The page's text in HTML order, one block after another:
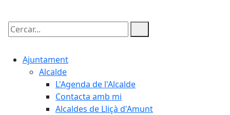
Cercar:
Ajuntament
Alcalde
L'Agenda de l'Alcalde
Contacta amb mi
Alcaldes de Lliçà d'Amunt